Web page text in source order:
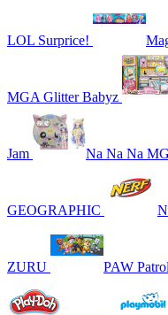
LOL Surprice!
MGA Glitter Babyz
Jam Na Na Na
GEOGRAPHIC
ZURU PAW Patrol